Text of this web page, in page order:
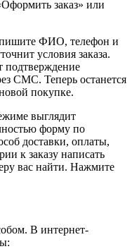
заказ» или
ФИО, телефон и
условия заказа.
подтверждение
СМС. Теперь останется
покупке.
выглядит
форму по
доставки, оплаты,
к заказу написать
вас найти. Нажмите
В интернет-